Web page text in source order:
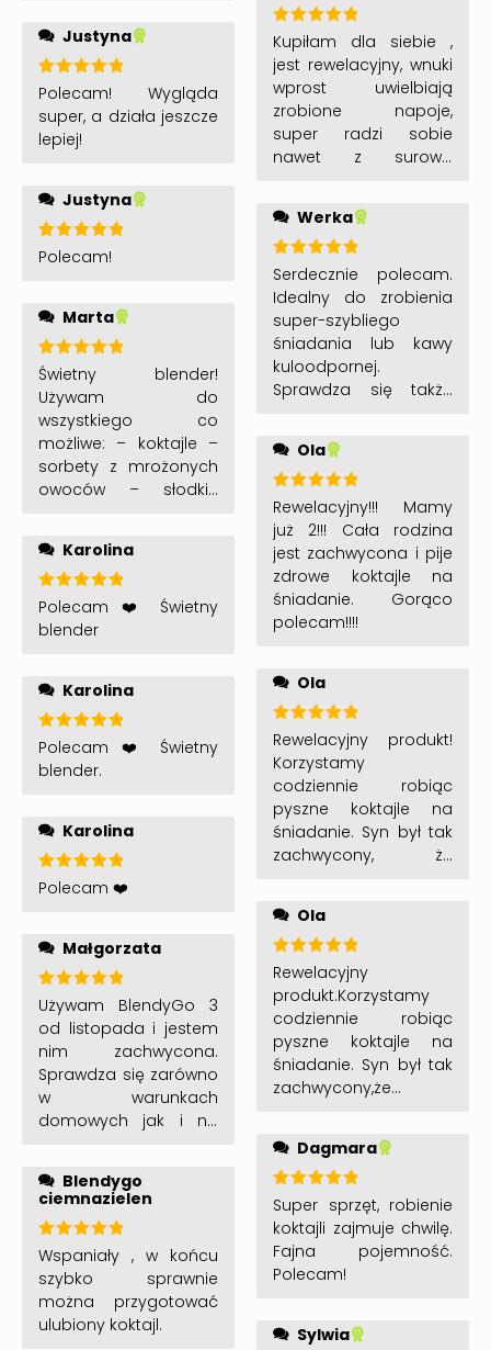
Justyna
Oceniono
5 na 5
Polecam! Wygląda
super, a działa jeszcze
lepiej!
Justyna
Oceniono
5 na 5
Polecam!
Marta
Oceniono
5 na 5
Świetny blender!
Używam do
wszystkiego co
możliwe: – koktajle –
sorbety z mrożonych
owoców – słodkie
Serdecznie polecam
❤️ Karolina
Oceniono
5 na 5
Polecam ❤️ Świetny
blender
Karolina
Oceniono
5 na 5
Polecam ❤️ Świetny
blender.
Karolina
Oceniono
5 na 5
Polecam ❤️
Małgorzata
Oceniono
5na 5
Używam BlendyGo 3
od listopada i jestem
nim zachwycona.
Sprawdza się zarówno
w warunkach
domowych jak i na
niemu mogę łatwo
przygotować pożywne
i zdrowe smoothie ze
składników jakie tylko
przyjdą mi do głowy.
Polecam!
Blendygo
ciemnazielen
Oceniono
5 na 5
Wspaniały , w końcu
szybko sprawnie
można przygotować
ulubiony koktajl.
Oceniono
5na 5
Kupiłam dla siebie ,
jest rewelacyjny, wnuki
wprost uwielbiają
zrobione napoje,
super radzi sobie
nawet z surową
różne smaki. Jest
wygodny i poręczny.
Polecam.
Werka
Oceniono
5na 5
Serdecznie polecam.
Idealny do zrobienia
super-szybliego
śniadania lub kawy
kuloodpornej.
Sprawdza się także
swiezo założonym
aparacie
ortodontycznym.
Ola
Oceniono
5na 5
Rewelacyjny!!! Mamy
już 2!!! Cała rodzina
jest zachwycona i pije
zdrowe koktajle na
śniadanie. Gorąco
polecam!!!!
Ola
Oceniono
5na 5
Rewelacyjny produkt!
Korzystamy
codziennie robiąc
pyszne koktajle na
śniadanie. Syn był tak
zachwycony, że
dla niego 🙂 Goraco
polecam!!!!
Ola
Oceniono
5na 5
Rewelacyjny
produkt.Korzystamy
codziennie robiąc
pyszne koktajle na
śniadanie. Syn był tak
zachwycony,że
dla niego 🙂
Doskonale się
sprawdza również do
przygotowania
bananowych
placuszków.Goraco
polecam!!!!
Dagmara
Oceniono
5na 5
Super sprzęt, robienie
koktajli zajmuje chwilę.
Fajna pojemność.
Polecam!
Sylwia